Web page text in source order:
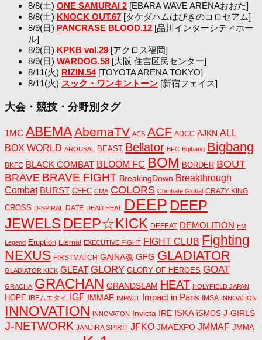
8/8(土) ONE SAMURAI 2 [EBARA WAVE ARENAおおた]
8/8(土) KNOCK OUT.67 [タケダハムはびきのコロセアム]
8/9(日) PANCRASE BLOOD.12 [品川インターシティホー
ル]
8/9(日) KPKB vol.29 [アクロス福岡]
8/9(日) WARDOG.58 [大阪 住吉区民センター]
8/11(火) RIZIN.54[TOYOTA ARENA TOKYO]
8/11(火) スック・ワンキントーン [新宿フェイス]
大会・競技・分野別タグ
1MC ABEMAAbemaTV ACB ACF ADCC AJKN ALL
BOX WORLD AROUSAL BEAST Bellator BFC Bgibang Bigbang
BKFC BLACK COMBAT BLOOM FC BOM BORDER BOUT
BRAVE BRAVE FIGHT BreakingDown Breakthrough
Combat BURST CFFC CMA COLORS Combate Global CRAZY KING
CROSS D-SPIRAL DATE DEAD HEAT DEEP DEEP
JEWELS DEEP☆KICK DEFEAT DEMOLITION EM
Legend Eruption Eternal EXECUTIVE FIGHT FIGHT CLUB Fighting
NEXUS FIRSTMATCH GAINA魂 GFG GLADIATOR
GLADIATOR KICK GLEAT GLORY GLORY OF HEROES GOAT
GRACHA GRACHAN GRANDSLAM HEAT HOLYFIELD JAPAN
HOPE IBFムエタイ IGF IMMAF IMPACT Impact in Paris IMSA INNOATION
INNOVATION INNOVATON Invicta IRE ISKA iSMOS J-GIRLS
J-NETWORK JANJIRA SPIRIT JFKO JMAEXPO JMMAF JMMA